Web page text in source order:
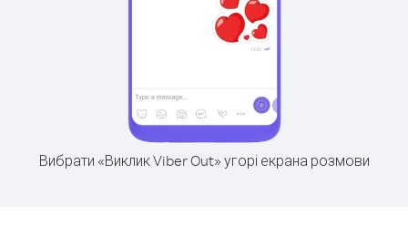
Вибрати «Виклик Viber Out» угорі екрана розмови